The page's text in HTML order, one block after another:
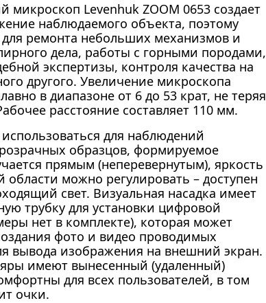
микроскоп Levenhuk ZOOM 0653 создает
наблюдаемого объекта, поэтому
ремонта небольших механизмов и
дела, работы с горными породами,
экспертизы, контроля качества на
другого. Увеличение микроскопа
в диапазоне от 6 до 53 крат, не теряя
расстояние составляет 110 мм.
для наблюдений
образцов, формируемое
прямым (неперевернутым), яркость
области можно регулировать – доступен
свет. Визуальная насадка имеет
трубку для установки цифровой
нет в комплекте), которая может
фото и видео проводимых
вывода изображения на внешний экран.
имеют вынесенный (удаленный)
для всех пользователей, в том
очки.